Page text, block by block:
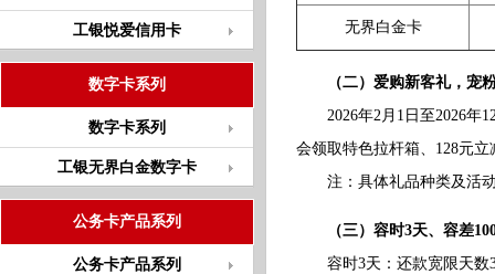
工银悦爱信用卡
数字卡系列
数字卡系列
工银无界白金数字卡
公务卡产品系列
公务卡产品系列
无界白金卡
（二）爱购新客礼，宠
2026年2月1日至2026年12
会领取特色拉杆箱、128元
注：具体礼品种类及活动
（三）容时3天、容差
容时3天：还款宽限天数3